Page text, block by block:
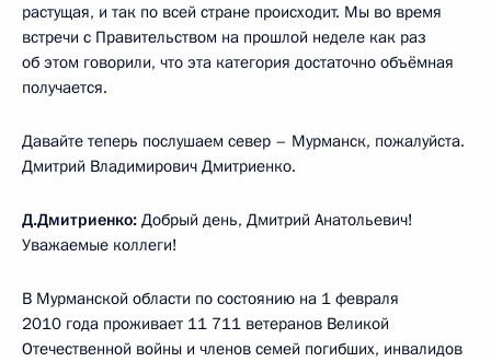
растущая, и так по всей стране происходит. Мы во время
встречи с Правительством на прошлой неделе как раз
об этом говорили, что эта категория достаточно объёмная
получается.
Давайте теперь послушаем север – Мурманск, пожалуйста.
Дмитрий Владимирович Дмитриенко.
Д.Дмитриенко: Добрый день, Дмитрий Анатольевич!
Уважаемые коллеги!
В Мурманской области по состоянию на 1 февраля
2010 года проживает 11 711 ветеранов Великой
Отечественной войны и членов семей погибших, инвалидов